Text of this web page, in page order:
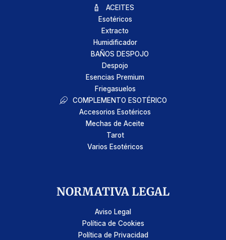
ACEITES
Esotéricos
Extracto
Humidificador
BAÑOS DESPOJO
Despojo
Esencias Premium
Friegasuelos
COMPLEMENTO ESOTÉRICO
Accesorios Esotéricos
Mechas de Aceite
Tarot
Varios Esotéricos
NORMATIVA LEGAL
Aviso Legal
Política de Cookies
Política de Privacidad